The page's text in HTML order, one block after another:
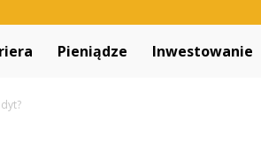
Pieniądze Inwestowanie